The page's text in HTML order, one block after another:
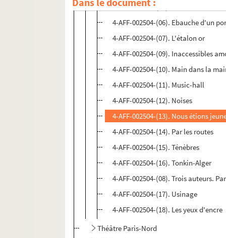
4-AFF-002504-(05). Le couloir
4-AFF-002504-(06). Ebauche d'un
4-AFF-002504-(07). L'étalon or
4-AFF-002504-(09). Inaccessibles
4-AFF-002504-(10). Main dans la
4-AFF-002504-(11). Music-hall
4-AFF-002504-(12). Noises
4-AFF-002504-(13). Nous étions
4-AFF-002504-(14). Par les routes
4-AFF-002504-(15). Ténèbres
4-AFF-002504-(16). Tonkin-Alger
4-AFF-002504-(08). Trois auteurs.
4-AFF-002504-(17). Usinage
4-AFF-002504-(18). Les yeux d'encre
Théâtre Paris-Nord